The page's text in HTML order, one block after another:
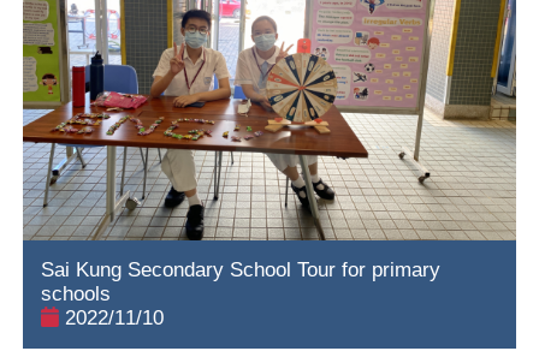
Sai Kung Secondary School Tour for primary
schools
2022/11/10